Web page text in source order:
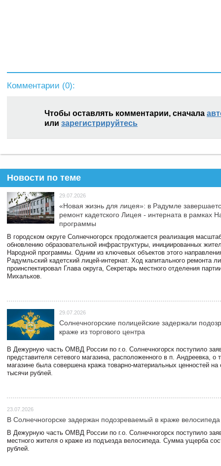
Комментарии (0):
Чтобы оставлять комментарии, сначала
или зарегистрируйтесь
Новости по теме
29.07.2026
«Новая жизнь для лицея»: в Радумле
ремонт кадетского Лицея - интерната в рамках
программы
В городском округе Солнечногорск продолжается реализация
обновлению образовательной инфраструктуры, инициированных
Народной программы. Одним из ключевых объектов этого
Радумльский кадетский лицей-интернат. Ход капитального ремонта
проинспектировал Глава округа, Секретарь местного отделения
Михальков.
29.07.2026
Солнечногорские полицейские задержали
краже из торгового центра
В Дежурную часть ОМВД России по г.о. Солнечногорск поступило
представителя сетевого магазина, расположенного в п. Андреевка, о
магазине была совершена кража товарно-материальных ценностей
тысячи рублей.
23.07.2026
В Солнечногорске задержан подозреваемый в краже велосипеда
В Дежурную часть ОМВД России по г.о. Солнечногорск поступило
местного жителя о краже из подъезда велосипеда. Сумма ущерба
рублей.